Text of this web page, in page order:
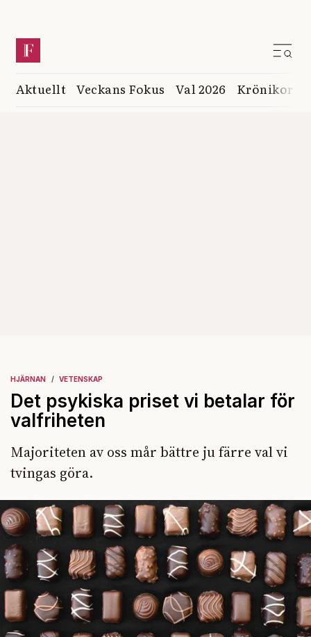
Aktuellt Veckans Fokus Val 2026 Krönikor
HJÄRNAN VETENSKAP
Det psykiska priset vi betalar för
valfriheten
Majoriteten av oss mår bättre ju färre val vi
tvingas göra.